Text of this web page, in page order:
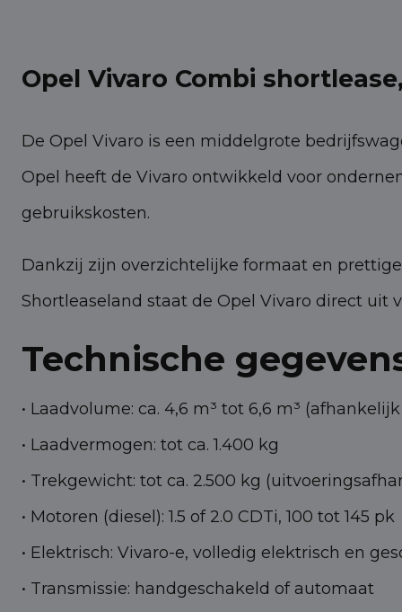
Opel Vivaro Combi
De Opel Vivaro is een middelgrote
Opel heeft de Vivaro ontwikkeld voor
gebruikskosten.
Dankzij zijn overzichtelijke formaat en
Shortleaseland staat de Opel Vivaro direct
Technische
• Laadvolume: ca. 4,6 m³ tot 6,6 m³
• Laadvermogen: tot ca. 1.400 kg
• Trekgewicht: tot ca. 2.500 kg
• Motoren (diesel): 1.5 of 2.0 CDTi, 100 tot 145 pk
• Elektrisch: Vivaro-e, volledig elektrisch en
• Transmissie: handgeschakeld of automaat